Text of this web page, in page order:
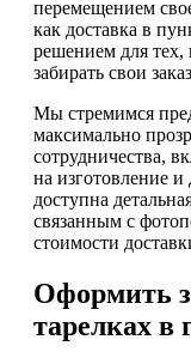
перемещением
как доставка в
решением для тех,
забирать свои
Мы стремимся
максимально
сотрудничества,
на изготовление и
доступна
связанным с
стоимости
Оформить
тарелках в